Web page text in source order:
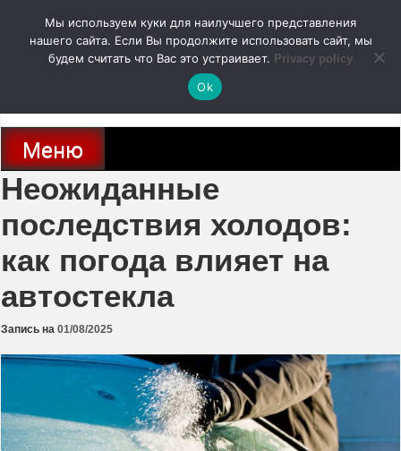
содержимому
autodoc24.ru
Новости про современные автомобили и не только, новинки зарубежного
и отечественного автопрома
Меню
Неожиданные
последствия холодов:
как погода влияет на
автостекла
Запись на 01/08/2025
Мы используем куки для наилучшего представления
нашего сайта. Если Вы продолжите использовать сайт, мы
будем считать что Вас это устраивает. Privacy policy
Ok